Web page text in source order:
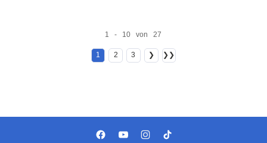
1 - 10 von 27
1 2 3 ❯ ❯❯